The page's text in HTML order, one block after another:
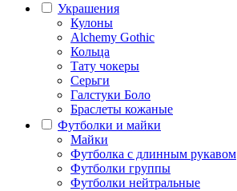
Украшения
Кулоны
Alchemy Gothic
Кольца
Тату чокеры
Серьги
Галстуки Боло
Браслеты кожаные
Футболки и майки
Майки
Футболка с длинным рукавом
Футболки группы
Футболки нейтральные